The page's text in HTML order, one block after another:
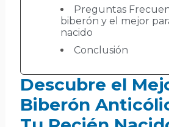
Preguntas
biberón y el mejor
nacido
Conclusión
Descubre el
Biberón